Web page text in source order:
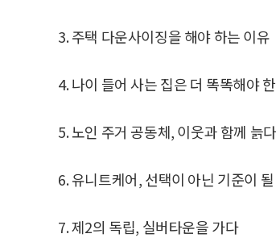
3. 주택 다운사이징을 해야 하는 이유
4. 나이 들어 사는 집은 더 똑똑해야
5. 노인 주거 공동체, 이웃과 함께 늙다
6. 유니트케어, 선택이 아닌 기준이
7. 제2의 독립, 실버타운을 가다